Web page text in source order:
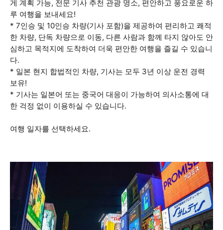
게 계획 가능, 전문 기사 추천 관광 명소, 편안하고 풍요로운 하
루 여행을 보내세요!
* 7인승 및 10인승 차량(기사 포함)을 제공하여 편리하고 쾌적
한 차량, 단독 차량으로 이동, 다른 사람과 함께 타지 않아도 안
심하고 목적지에 도착하여 더욱 편안한 여행을 즐길 수 있습니
다.
* 일본 현지 합법적인 차량, 기사는 모두 3년 이상 운전 경력
보유!
* 기사는 일본어 또는 중국어 대응이 가능하여 의사소통에 대
한 걱정 없이 이용하실 수 있습니다.
여행 일자를 선택하세요.